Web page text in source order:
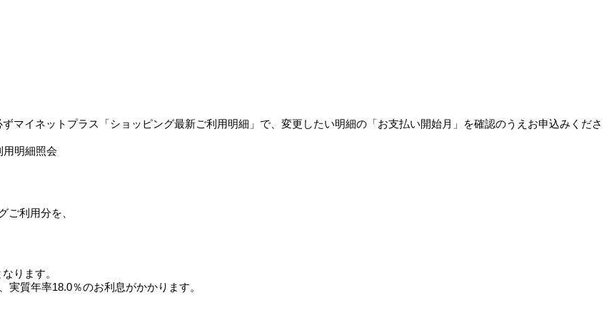
マイネットプラス「ショッピング最新ご利用明細」で、変更したい明細の「お支払い開始月」を確認のうえお申込みくださ
明細照会
ご利用分を、
ります。
質年率18.0％のお利息がかかります。